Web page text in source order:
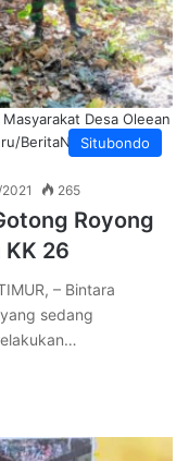
Situbondo
Desa Oleean
BeritaNasional.ID)
265
Royong
26
– Bintara
sedang